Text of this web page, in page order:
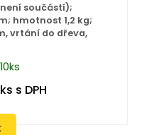
součástí);
hmotnost 1,2 kg;
vrtání do dřeva,
s DPH